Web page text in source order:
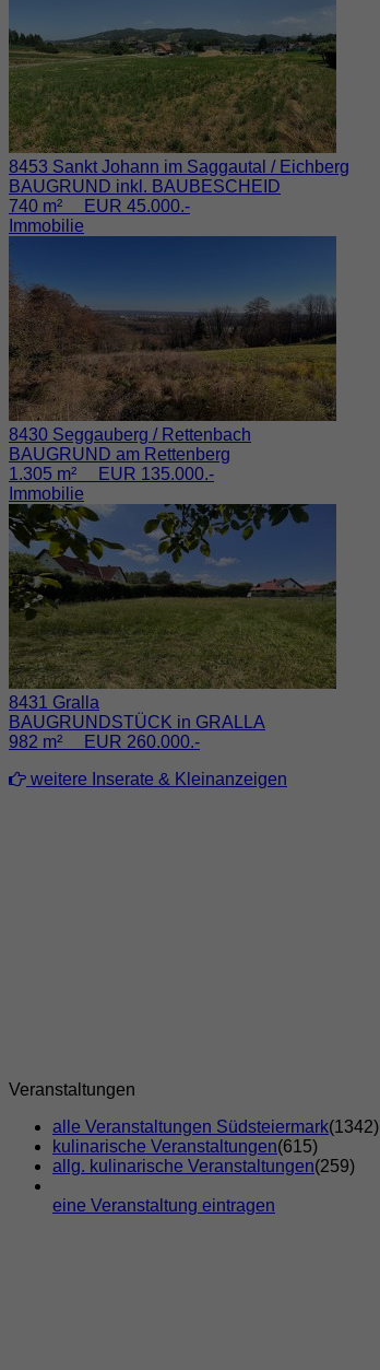
8453 Sankt Johann im Saggautal / Eichberg
BAUGRUND inkl. BAUBESCHEID
740 m² EUR 45.000.-
Immobilie
8430 Seggauberg / Rettenbach
BAUGRUND am Rettenberg
1.305 m² EUR 135.000.-
Immobilie
8431 Gralla
BAUGRUNDSTÜCK in GRALLA
982 m² EUR 260.000.-
weitere Inserate & Kleinanzeigen
Veranstaltungen
alle Veranstaltungen Südsteiermark(1342)
kulinarische Veranstaltungen(615)
allg. kulinarische Veranstaltungen(259)
eine Veranstaltung eintragen